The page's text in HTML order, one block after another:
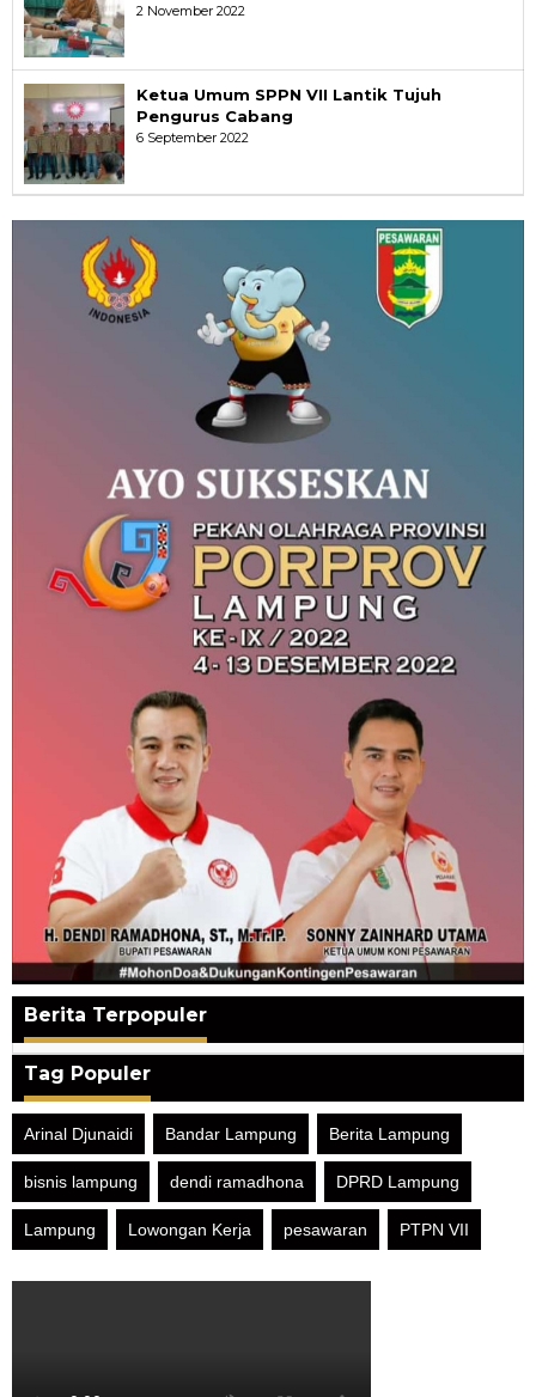
2 November 2022
Ketua Umum SPPN VII Lantik Tujuh
Pengurus Cabang
6 September 2022
Berita Terpopuler
Tag Populer
Arinal Djunaidi Bandar Lampung Berita Lampung
bisnis lampung dendi ramadhona DPRD Lampung
Lampung Lowongan Kerja pesawaran PTPN VII